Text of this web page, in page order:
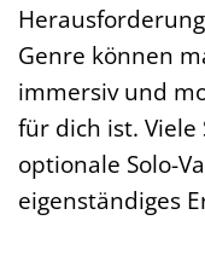
Genre können
immersiv und
für dich ist.
optionale Solo-
eigenständiges